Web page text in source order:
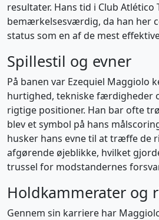
resultater. Hans tid i Club Atlético
bemærkelsesværdig, da han her
status som en af de mest
Spillestil og evner
På banen var Ezequiel Maggiolo
hurtighed, tekniske færdigheder
rigtige positioner. Han bar ofte
blev et symbol på hans
husker hans evne til at træffe de
afgørende øjeblikke, hvilket
trussel for modstandernes
Holdkammerater og
Gennem sin karriere har